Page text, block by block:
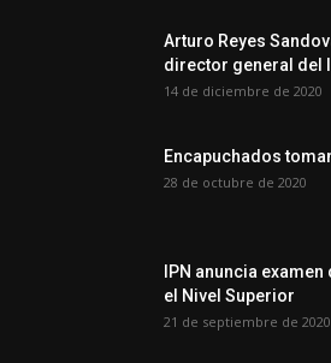
Arturo Reyes
director general del
14 de diciembre de 2020
Encapuchados
28 de octubre de 2020
IPN anuncia
el Nivel Superior
21 de septiembre de 2020